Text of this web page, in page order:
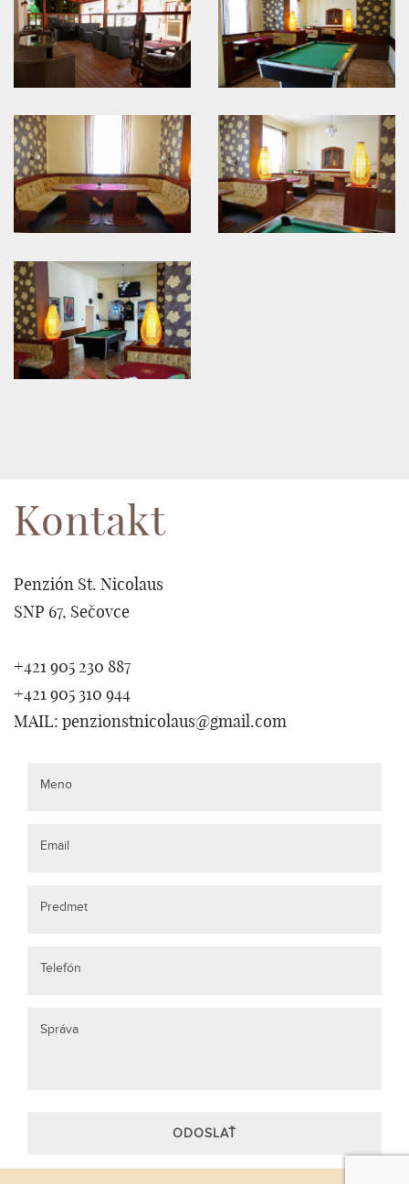
Kontakt
Penzión St. Nicolaus
SNP 67, Sečovce
+421 905 230 887
+421 905 310 944
MAIL: penzionstnicolaus@gmail.com
Meno
Email
Predmet
Telefón
Správa
ODOSLAŤ